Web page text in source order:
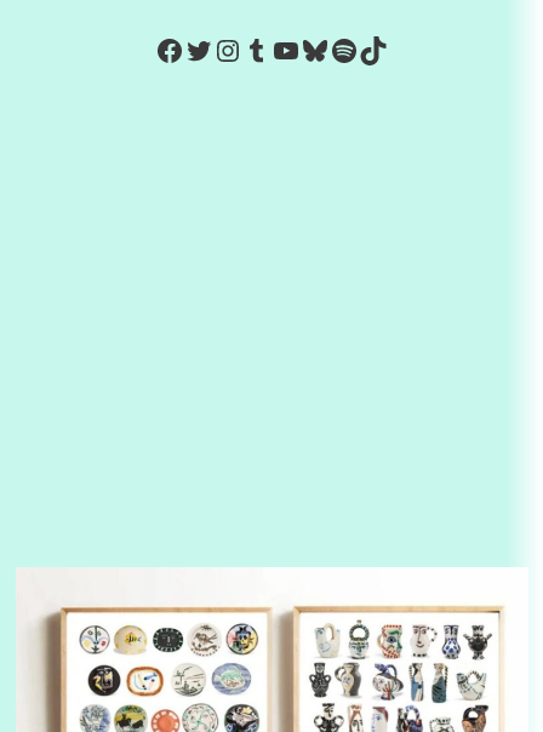
https://www.facebook.com/
Twitter
Instagram
Tumblr
YouTube
Bluesky
Spotify
TikTok